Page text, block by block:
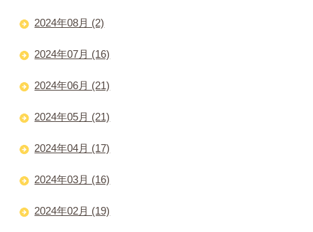
2024年08月 (2)
2024年07月 (16)
2024年06月 (21)
2024年05月 (21)
2024年04月 (17)
2024年03月 (16)
2024年02月 (19)